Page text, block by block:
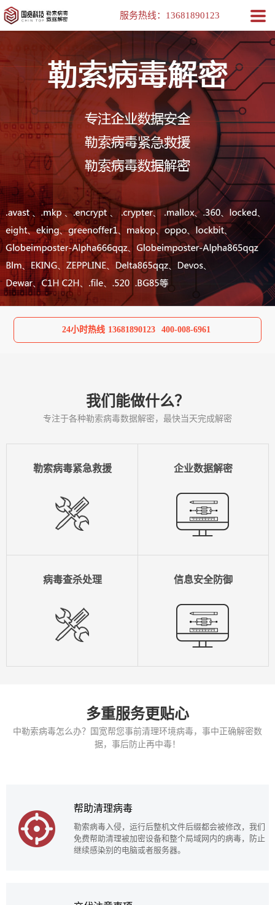
服务热线： 13681890123
24小时热线 13681890123 400-008-6961
我们能做什么？
专注于各种勒索病毒数据解密，最快当天完成解密
勒索病毒紧急救援 企业数据解密
病毒查杀处理 信息安全防御
多重服务更贴心
中勒索病毒怎么办？国宽帮您事前清理环境病毒，事中正确解密数
据，事后防止再中毒！
帮助清理病毒
勒索病毒入侵，运行后整机文件后缀都会被修改，我们
免费帮助清理被加密设备和整个局域网内的病毒，防止
继续感染别的电脑或者服务器。